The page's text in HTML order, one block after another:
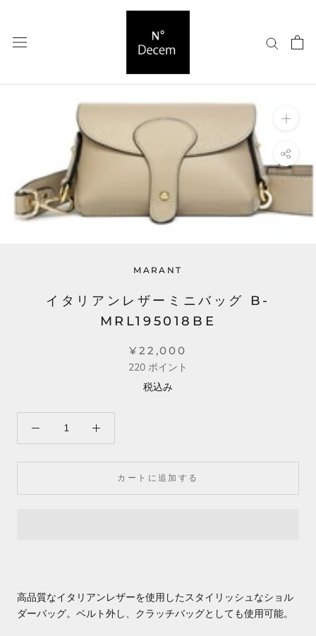
て
MARANT
イタリアンレザーミニバッグ B-
MRL195018BE
¥22,000
220 ポイント
税込み
カートに追加する
高品質なイタリアンレザーを使用したスタイリッシュなショル
ダーバッグ。ベルト外し、クラッチバッグとしても使用可能。